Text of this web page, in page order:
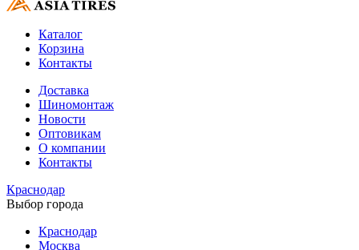
Каталог
Корзина
Контакты
Доставка
Шиномонтаж
Новости
Оптовикам
О компании
Контакты
Краснодар
Выбор города
Краснодар
Москва